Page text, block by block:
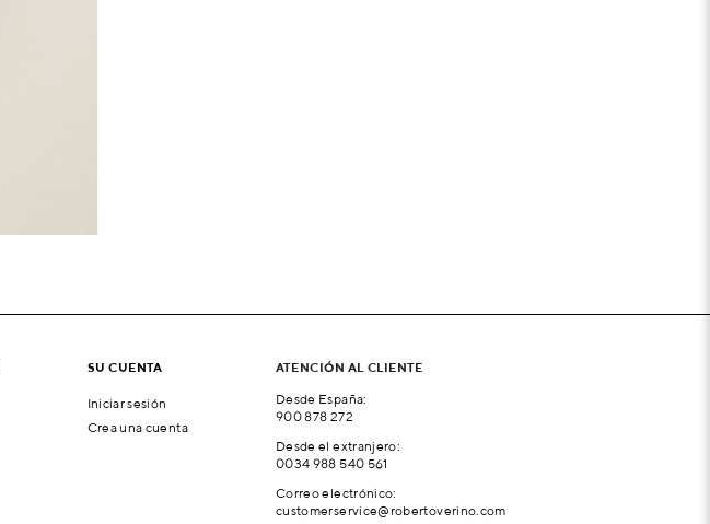
SU CUENTA
Iniciar sesión
Crea una cuenta
ATENCIÓN AL CLIENTE
Desde España:
900 878 272
Desde el extranjero:
0034 988 540 561
Correo electrónico:
customerservice@robertoverino.com